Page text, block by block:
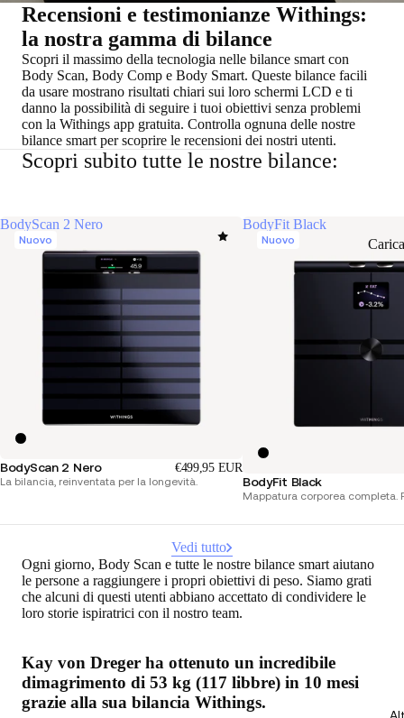
Recensioni e testimonianze Withings:
la nostra gamma di bilance
Scopri il massimo della tecnologia nelle bilance smart con
Body Scan, Body Comp e Body Smart. Queste bilance facili
da usare mostrano risultati chiari sui loro schermi LCD e ti
danno la possibilità di seguire i tuoi obiettivi senza problemi
con la Withings app gratuita. Controlla ognuna delle nostre
bilance smart per scoprire le recensioni dei nostri utenti.
Scopri subito tutte le nostre bilance:
BodyScan 2 Nero
Nuovo
BodyScan 2 Nero €499,95 EUR
La bilancia, reinventata per la longevità.
BodyFit Black
Nuovo
BodyFit Black
Mappatura corporea completa.
Vedi tutto
Ogni giorno, Body Scan e tutte le nostre bilance smart aiutano
le persone a raggiungere i propri obiettivi di peso. Siamo grati
che alcuni di questi utenti abbiano accettato di condividere le
loro storie ispiratrici con il nostro team.
Kay von Dreger ha ottenuto un incredibile
dimagrimento di 53 kg (117 libbre) in 10 mesi
grazie alla sua bilancia Withings.